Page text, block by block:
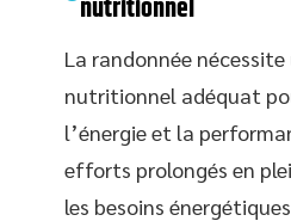
nutritionnel
La randonnée
nutritionnel adéquat
l’énergie et la
efforts prolongés en
les besoins